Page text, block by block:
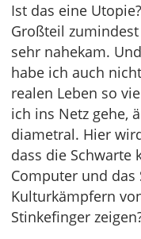
Ist das eine
Großteil
sehr nahekam.
habe ich auch
realen Leben so
ich ins Netz gehe,
diametral. Hier
dass die Schwarte
Computer und das
Kulturkämpfern
Stinkefinger